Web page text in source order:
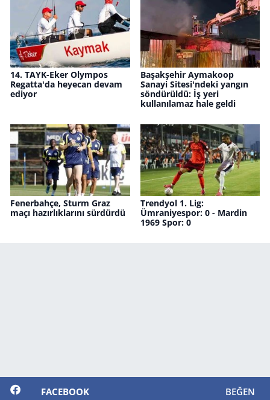
14. TAYK-Eker Olympos
Regatta'da heyecan devam
ediyor
Başakşehir Aymakoop
Sanayi Sitesi'ndeki yangın
söndürüldü: İş yeri
kullanılamaz hale geldi
Fenerbahçe, Sturm Graz
maçı hazırlıklarını sürdürdü
Trendyol 1. Lig:
Ümraniyespor: 0 - Mardin
1969 Spor: 0
FACEBOOK BEĞEN